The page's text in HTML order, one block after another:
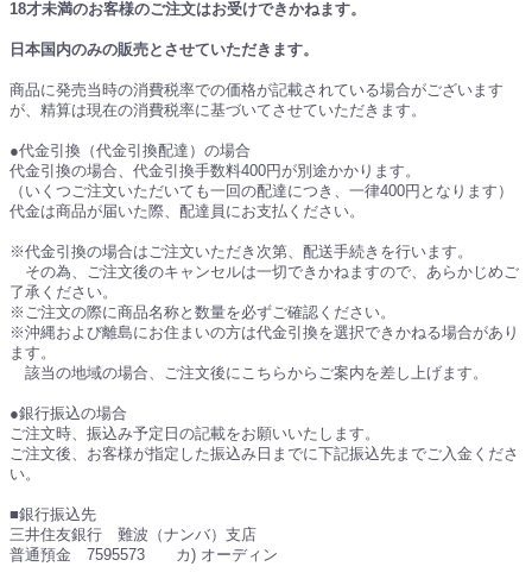
18才未満のお客様のご注文はお受けできかねます。
日本国内のみの販売とさせていただきます。
商品に発売当時の消費税率での価格が記載されている場合がございます
が、精算は現在の消費税率に基づいてさせていただきます。
●代金引換（代金引換配達）の場合
代金引換の場合、代金引換手数料400円が別途かかります。
（いくつご注文いただいても一回の配達につき、一律400円となります）
代金は商品が届いた際、配達員にお支払ください。
※代金引換の場合はご注文いただき次第、配送手続きを行います。
その為、ご注文後のキャンセルは一切できかねますので、あらかじめご
了承ください。
※ご注文の際に商品名称と数量を必ずご確認ください。
※沖縄および離島にお住まいの方は代金引換を選択できかねる場合があり
ます。
該当の地域の場合、ご注文後にこちらからご案内を差し上げます。
●銀行振込の場合
ご注文時、振込み予定日の記載をお願いいたします。
ご注文後、お客様が指定した振込み日までに下記振込先までご入金くださ
い。
■銀行振込先
三井住友銀行 難波（ナンバ）支店
普通預金 7595573 カ) オーディン